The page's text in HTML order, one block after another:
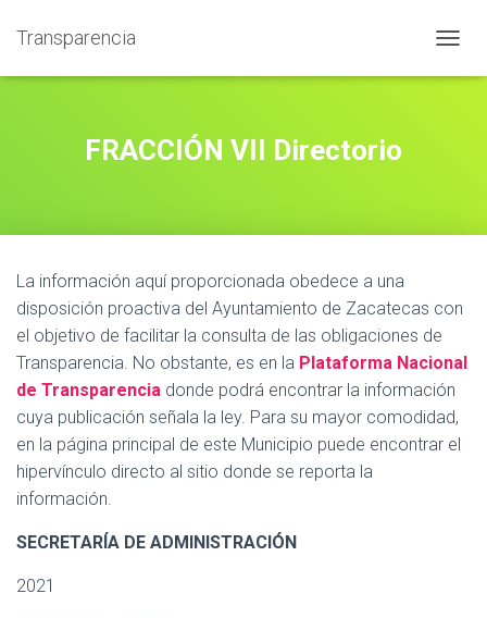
Transparencia
O
T
N
FRACCIÓN VII Directorio
La información aquí proporcionada obedece a una
disposición proactiva del Ayuntamiento de Zacatecas con
el objetivo de facilitar la consulta de las obligaciones de
Transparencia. No obstante, es en la Plataforma Nacional
de Transparencia donde podrá encontrar la información
cuya publicación señala la ley. Para su mayor comodidad,
en la página principal de este Municipio puede encontrar el
hipervínculo directo al sitio donde se reporta la
información.
SECRETARÍA DE ADMINISTRACIÓN
2021